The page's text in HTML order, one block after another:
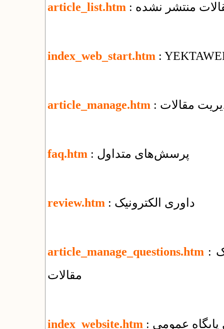
article_list.htm منتشر نشده
index_web_start.htm :
article_manage.htm مقالات
faq.htm : پرسش‌های متداول
review.htm : داوری الکترونیک
article_manage_questions.htm : پرسش‌های بنیادی درباره‌ی مدیریت الکترونیک
مقالات
index_website.htm پایگاه عمومی